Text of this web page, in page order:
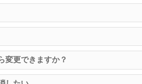
変更できますか？